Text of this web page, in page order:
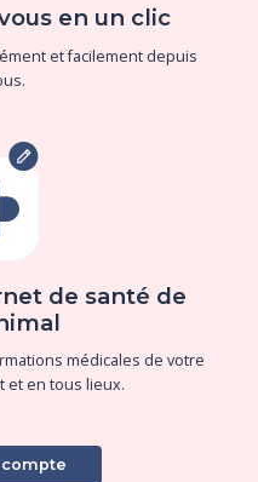
en un clic
et facilement depuis
de santé de
médicales de votre
et en tous lieux.